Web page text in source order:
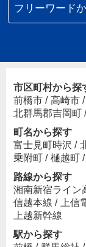
市区町村から探
前橋市 / 高崎市 /
北群馬郡吉岡町 /
町名から探す
富士見町時沢 /
乗附町 / 樋越町 /
路線から探す
湘南新宿ライン
信越本線 / 上信
上越新幹線
駅から探す